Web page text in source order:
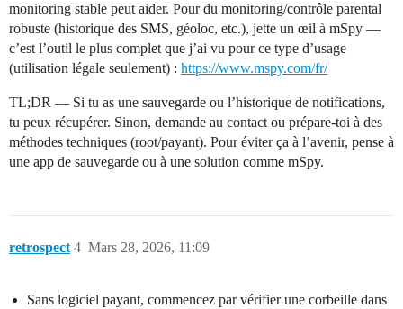
monitoring stable peut aider. Pour du monitoring/contrôle parental
robuste (historique des SMS, géoloc, etc.), jette un œil à mSpy —
c’est l’outil le plus complet que j’ai vu pour ce type d’usage
(utilisation légale seulement) : https://www.mspy.com/fr/
TL;DR — Si tu as une sauvegarde ou l’historique de notifications,
tu peux récupérer. Sinon, demande au contact ou prépare-toi à des
méthodes techniques (root/payant). Pour éviter ça à l’avenir, pense à
une app de sauvegarde ou à une solution comme mSpy.
retrospect Mars 28, 2026, 11:09
4
Sans logiciel payant, commencez par vérifier une corbeille dans